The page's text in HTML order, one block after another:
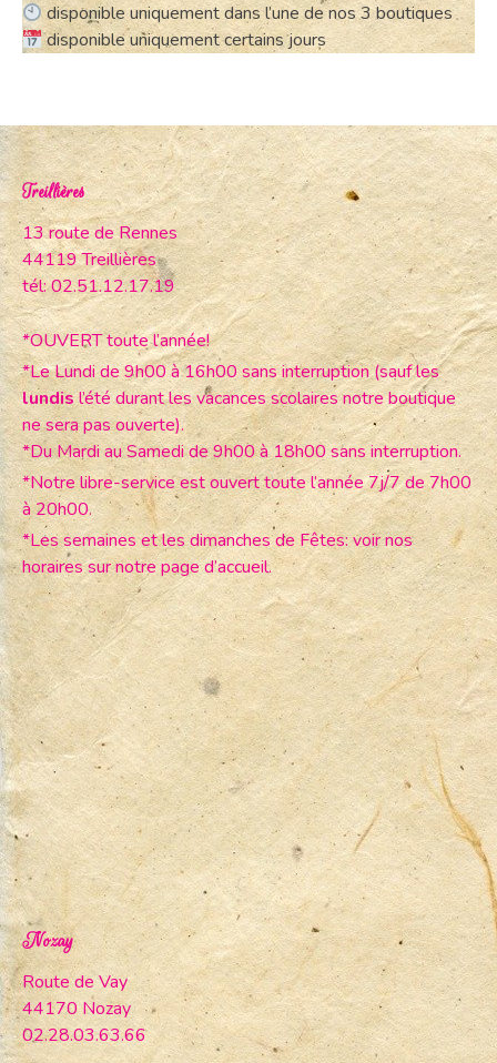
disponible uniquement dans l’une de nos 3 boutiques
disponible uniquement certains jours
Treillières
13 route de Rennes
44119 Treillières
tél: 02.51.12.17.19
*OUVERT toute l’année!
*Le Lundi de 9h00 à 16h00 sans interruption (sauf les
lundisl’été durant les vacances scolaires notre boutique
ne sera pas ouverte).
*Du Mardi au Samedi de 9h00 à 18h00 sans interruption.
*Notre libre-service est ouvert toute l’année 7j/7 de 7h00
à 20h00.
*Les semaines et les dimanches de Fêtes: voir nos
horaires sur notre page d’accueil.
Nozay
Route de Vay
44170 Nozay
02.28.03.63.66